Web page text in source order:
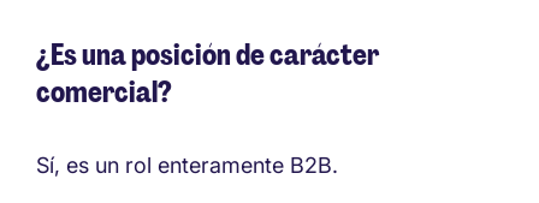
¿Es una posición de carácter
comercial?
Sí, es un rol enteramente B2B.